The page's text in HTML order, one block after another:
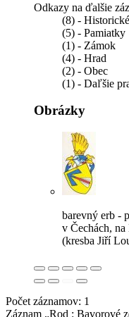
Odkazy na ďalšie
(8) -
(5) - Pamiatky
(1) - Zámok
(4) - Hrad
(2) - Obec
(1) - Daľšie
Obrázky
barevný erb -
v Čechách,
(kresba Jiří
Počet záznamov: 1
Záznam „Rod : Bavorové